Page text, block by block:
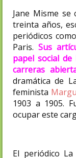
Jane Misme
treinta años,
periódicos
Paris. Sus
papel social
carreras
dramática de
feminista
1903 a 1905.
ocupar este
El periódico